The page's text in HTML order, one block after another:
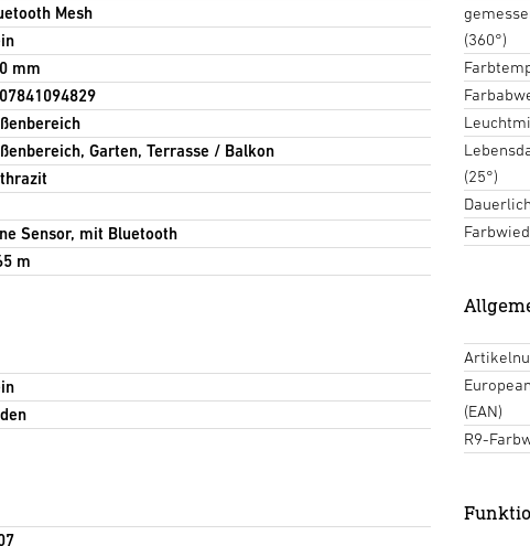
Mesh
mm
Garten, Terrasse / Balkon
Sensor, mit Bluetooth
m
(360°)
(25°)
(EAN)
R9-